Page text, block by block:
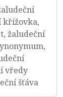
křížovka,
žaludeční
vředy
šťáva